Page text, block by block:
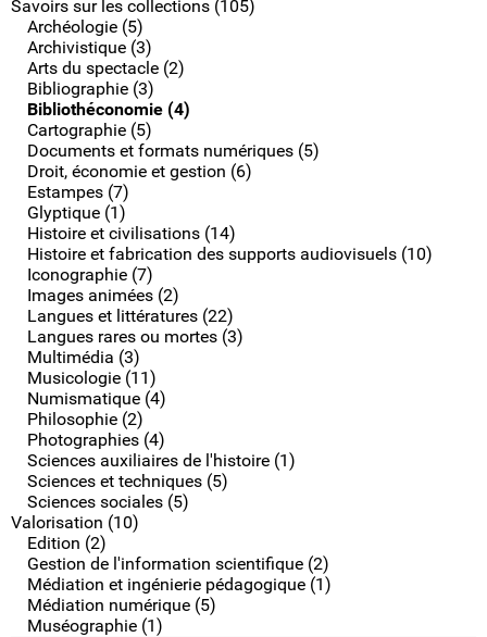
Savoirs sur les collections (105)
Archéologie (5)
Archivistique (3)
Arts du spectacle (2)
Bibliographie (3)
Bibliothéconomie (4)
Cartographie (5)
Documents et formats numériques (5)
Droit, économie et gestion (6)
Estampes (7)
Glyptique (1)
Histoire et civilisations (14)
Histoire et fabrication des supports audiovisuels (10)
Iconographie (7)
Images animées (2)
Langues et littératures (22)
Langues rares ou mortes (3)
Multimédia (3)
Musicologie (11)
Numismatique (4)
Philosophie (2)
Photographies (4)
Sciences auxiliaires de l'histoire (1)
Sciences et techniques (5)
Sciences sociales (5)
Valorisation (10)
Edition (2)
Gestion de l'information scientifique (2)
Médiation et ingénierie pédagogique (1)
Médiation numérique (5)
Muséographie (1)